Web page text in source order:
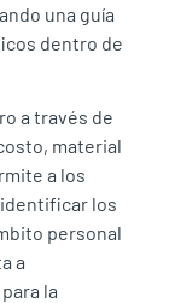
una guía
dentro de
a través de
material
a los
los
personal
a
la